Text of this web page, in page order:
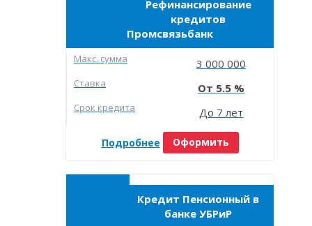
Рефинансирование
кредитов
Промсвязьбанк
Макc. сумма 3 000 000
Ставка 5.5
Срок кредита До 7 лет
Подробнее Оформить
Кредит Пенсионный в
банке УБРиР